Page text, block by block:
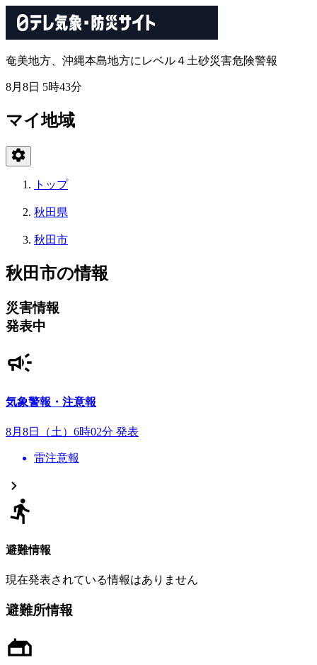
奄美地方、沖縄本島地方にレベル４土砂災害危険警報
8月8日 5時43分
マイ地域
トップ
秋田県
秋田市
秋田市の情報
災害情報
発表中
気象警報・注意報
8月8日（土）6時02分 発表
雷注意報
避難情報
現在発表されている情報はありません
避難所情報